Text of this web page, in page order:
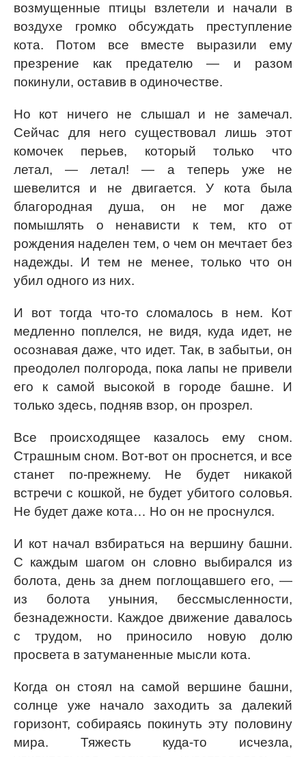
возмущенные птицы взлетели и начали в
воздухе громко обсуждать преступление
кота. Потом все вместе выразили ему
презрение как предателю — и разом
покинули, оставив в одиночестве.
Но кот ничего не слышал и не замечал.
Сейчас для него существовал лишь этот
комочек перьев, который только что
летал, — летал! — а теперь уже не
шевелится и не двигается. У кота была
благородная душа, он не мог даже
помышлять о ненависти к тем, кто от
рождения наделен тем, о чем он мечтает без
надежды. И тем не менее, только что он
убил одного из них.
И вот тогда что-то сломалось в нем. Кот
медленно поплелся, не видя, куда идет, не
осознавая даже, что идет. Так, в забытьи, он
преодолел полгорода, пока лапы не привели
его к самой высокой в городе башне. И
только здесь, подняв взор, он прозрел.
Все происходящее казалось ему сном.
Страшным сном. Вот-вот он проснется, и все
станет по-прежнему. Не будет никакой
встречи с кошкой, не будет убитого соловья.
Не будет даже кота… Но он не проснулся.
И кот начал взбираться на вершину башни.
С каждым шагом он словно выбирался из
болота, день за днем поглощавшего его, —
из болота уныния, бессмысленности,
безнадежности. Каждое движение давалось
с трудом, но приносило новую долю
просвета в затуманенные мысли кота.
Когда он стоял на самой вершине башни,
солнце уже начало заходить за далекий
горизонт, собираясь покинуть эту половину
мира. Тяжесть куда-то исчезла,